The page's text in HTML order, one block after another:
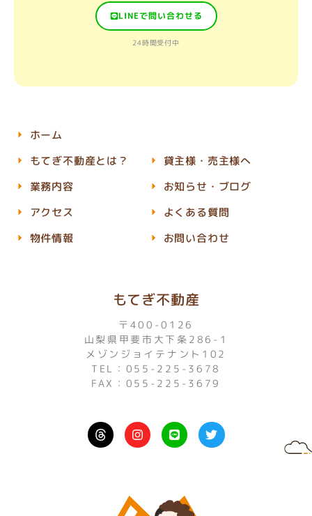
LINEで問い合わせる
24時間受付中
もてぎ不動産
〒400-0126
山梨県甲斐市大下条286-1
メゾンジョイテナント102
TEL：055-225-3678
FAX：055-225-3679
I
n
s
a
L
i
n
T
w
i
ホーム
もてぎ不動産とは？
業務内容
アクセス
物件情報
貸主様・売主様へ
お知らせ・ブログ
よくある質問
お問い合わせ